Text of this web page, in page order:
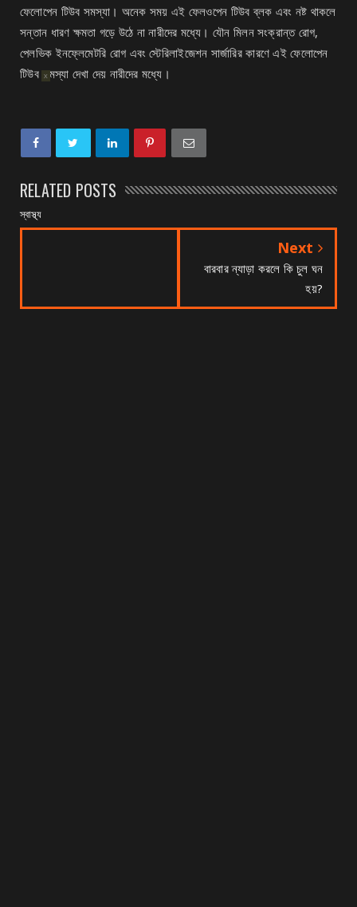
ফেলোপেন টিউব সমস্যা। অনেক সময় এই ফেলওপেন টিউব ব্লক এবং নষ্ট থাকলে
সন্তান ধারণ ক্ষমতা গড়ে উঠে না নারীদের মধ্যে। যৌন মিলন সংক্রান্ত রোগ,
পেলভিক ইনফ্লেমেটরি রোগ এবং স্টেরিলাইজেশন সার্জারির কারণে এই ফেলোপেন
টিউব সমস্যা দেখা দেয় নারীদের মধ্যে।
RELATED POSTS
স্বাস্থ্য
Next
বারবার ন্যাড়া করলে কি চুল ঘন
হয়?
X